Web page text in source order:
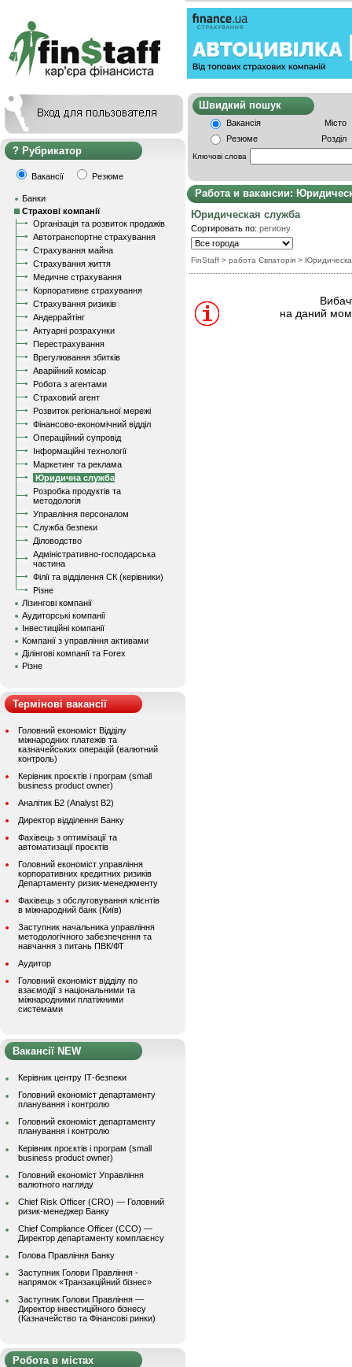
Рубрикатор
Вакансії Резюме
Банки
Страхові компанії
Організація та розвиток продажів
Автотранспортне страхування
Страхування майна
Страхування життя
Медичне страхування
Корпоративне страхування
Страхування ризиків
Андеррайтінг
Актуарні розрахунки
Перестрахування
Врегулювання збитків
Аварійний комісар
Робота з агентами
Страховий агент
Розвиток регіональної мережі
Фінансово-економічний відділ
Операційний супровід
Інформаційні технології
Маркетинг та реклама
Юридична служба
Розробка продуктів та
методологія
Управління персоналом
Служба безпеки
Діловодство
Адміністративно-господарська
частина
Філії та відділення СК (керівники)
Різне
Лізингові компанії
Аудиторські компанії
Інвестиційні компанії
Компанії з управління активами
Ділінгові компанії та Forex
Різне
Термінові вакансії
Головний економіст Відділу
міжнародних платежів та
казначейських операцій (валютний
контроль)
Керівник проєктів і програм (small
business product owner)
Аналітик Б2 (Analyst B2)
Директор відділення Банку
Фахівець з оптимізації та
автоматизації проєктів
Головний економіст управління
корпоративних кредитних ризиків
Департаменту ризик-менеджменту
Фахівець з обслуговування клієнтів
в міжнародний банк (Київ)
Заступник начальника управління
методологічного забезпечення та
навчання з питань ПВК/ФТ
Аудитор
Головний економіст відділу по
взаємодії з національними та
міжнародними платіжними
системами
Вакансії NEW
Керівник центру ІТ-безпеки
Головний економіст департаменту
планування і контролю
Головний економіст департаменту
планування і контролю
Керівник проєктів і програм (small
business product owner)
Головний економіст Управління
валютного нагляду
Chief Risk Officer (CRO) — Головний
ризик-менеджер Банку
Chief Compliance Officer (CCO) —
Директор департаменту комплаєнсу
Голова Правління Банку
Заступник Голови Правління -
напрямок «Транзакційний бізнес»
Заступник Голови Правління —
Директор інвестиційного бізнесу
(Казначейство та Фінансові ринки)
Робота в містах
Швидкий
Вакансія
Місто
Резюме
Розділ
Ключові слова
Работа и вакансии:
Юридическая служба
Сортировать по: региону
FinStaff > работа Євпаторія >
на даний